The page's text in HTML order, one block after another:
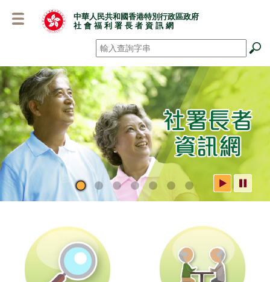
容
中華人民共和國香港特別行政區政府
社 會 福 利 署 長 者 資 訊 網
搜尋 *
社署長者資訊網